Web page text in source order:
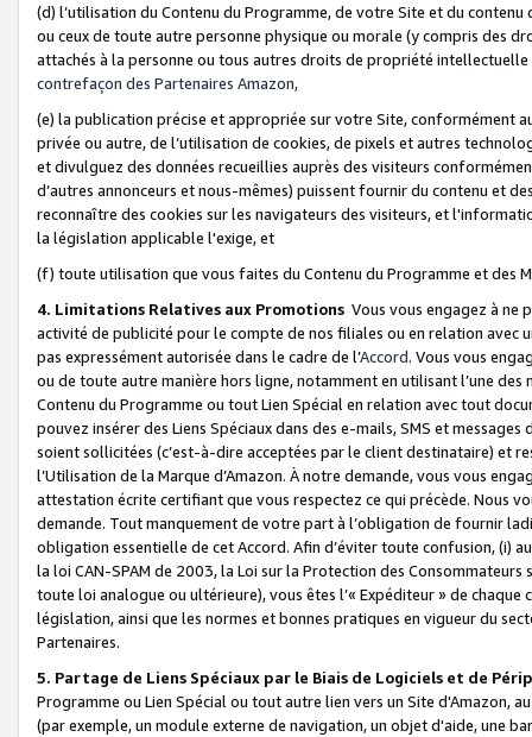
(d) l’utilisation du Contenu du Programme, de votre Site et du
ou ceux de toute autre personne physique ou morale (y compris des
attachés à la personne ou tous autres droits de propriété
contrefaçon des Partenaires Amazon,
(e) la publication précise et appropriée sur votre Site, conformément
privée ou autre, de l’utilisation de cookies, de pixels et autres
et divulguez des données recueillies auprès des visiteurs
d’autres annonceurs et nous-mêmes) puissent fournir du contenu et
reconnaître des cookies sur les navigateurs des visiteurs, et
la législation applicable l'exige, et
(f) toute utilisation que vous faites du Contenu du Programme et des
4. Limitations Relatives aux Promotions Vous vous engagez à ne
activité de publicité pour le compte de nos filiales ou en relation avec
pas expressément autorisée dans le cadre de l’Accord. Vous vous
ou de toute autre manière hors ligne, notamment en utilisant l’une
Contenu du Programme ou tout Lien Spécial en relation avec tout
pouvez insérer des Liens Spéciaux dans des e-mails, SMS et
soient sollicitées (c’est-à-dire acceptées par le client destinataire) et
l’Utilisation de la Marque d’Amazon. À notre demande, vous vous
attestation écrite certifiant que vous respectez ce qui précède. Nous
demande. Tout manquement de votre part à l’obligation de fournir
obligation essentielle de cet Accord. Afin d’éviter toute confusion, (i)
la loi CAN-SPAM de 2003, la Loi sur la Protection des
toute loi analogue ou ultérieure), vous êtes l’« Expéditeur » de
législation, ainsi que les normes et bonnes pratiques en vigueur du
Partenaires.
5. Partage de Liens Spéciaux par le Biais de Logiciels et de
Programme ou Lien Spécial ou tout autre lien vers un Site d'Amazon,
(par exemple, un module externe de navigation, un objet d'aide, une